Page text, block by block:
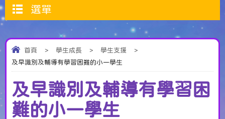
選單
首頁 > 學生成長 > 學生支援
>
及早識別及輔導有學習困難的小一學生
及早識別及輔導有學習困
難的小一學生